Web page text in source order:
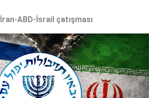
İran-ABD-İsrail çatışması